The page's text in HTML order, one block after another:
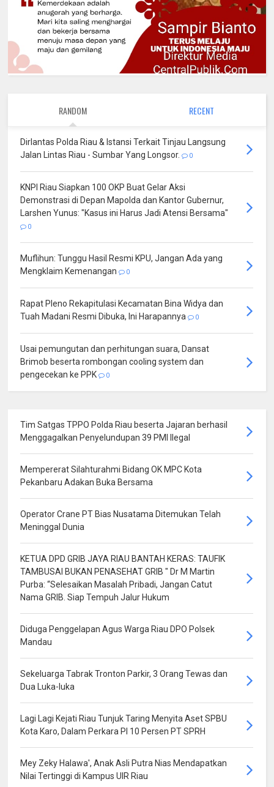
RANDOM RECENT
Dirlantas Polda Riau & Istansi Terkait Tinjau Langsung
Jalan Lintas Riau - Sumbar Yang Longsor.
0
KNPI Riau Siapkan 100 OKP Buat Gelar Aksi
Demonstrasi di Depan Mapolda dan Kantor Gubernur,
Larshen Yunus: "Kasus ini Harus Jadi Atensi Bersama"
0
Muflihun: Tunggu Hasil Resmi KPU, Jangan Ada yang
Mengklaim Kemenangan
0
Rapat Pleno Rekapitulasi Kecamatan Bina Widya dan
Tuah Madani Resmi Dibuka, Ini Harapannya
0
Usai pemungutan dan perhitungan suara, Dansat
Brimob beserta rombongan cooling system dan
pengecekan ke PPK
0
Tim Satgas TPPO Polda Riau beserta Jajaran berhasil
Menggagalkan Penyelundupan 39 PMI Ilegal
Mempererat Silahturahmi Bidang OK MPC Kota
Pekanbaru Adakan Buka Bersama
Operator Crane PT Bias Nusatama Ditemukan Telah
Meninggal Dunia
KETUA DPD GRIB JAYA RIAU BANTAH KERAS: TAUFIK
TAMBUSAI BUKAN PENASEHAT GRIB " Dr M Martin
Purba: “Selesaikan Masalah Pribadi, Jangan Catut
Nama GRIB. Siap Tempuh Jalur Hukum
Diduga Penggelapan Agus Warga Riau DPO Polsek
Mandau
Sekeluarga Tabrak Tronton Parkir, 3 Orang Tewas dan
Dua Luka-luka
Lagi Lagi Kejati Riau Tunjuk Taring Menyita Aset SPBU
Kota Karo, Dalam Perkara PI 10 Persen PT SPRH
Mey Zeky Halawa', Anak Asli Putra Nias Mendapatkan
Nilai Tertinggi di Kampus UIR Riau